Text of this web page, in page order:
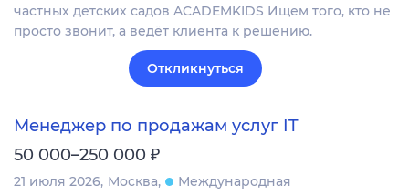
частных детских садов ACADEMKIDS Ищем того, кто не
просто звонит, а ведёт клиента к решению.
Откликнуться
Менеджер по продажам услуг IT
50 000–250 000 ₽
21 июля 2026 Москва
Международная